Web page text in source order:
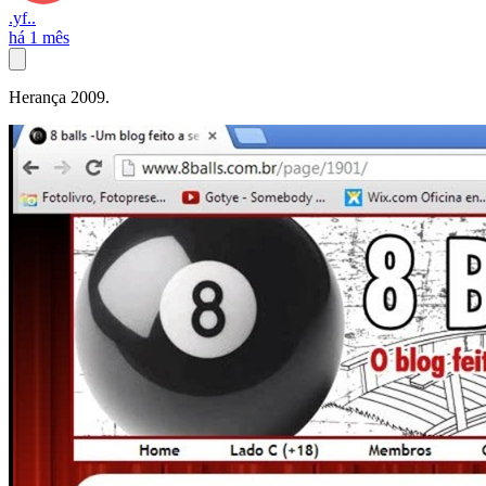
.yf..
há 1 mês
Herança 2009.